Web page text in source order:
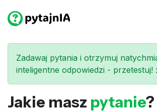
Zadawaj pytania i otrzymuj
inteligentne odpowiedzi - przetestuj!
Jakie masz pytanie?